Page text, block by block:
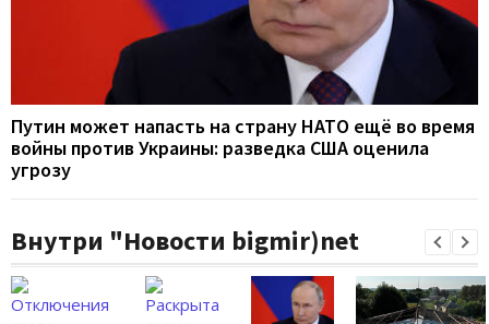
Путин может напасть на страну НАТО ещё во время
войны против Украины: разведка США оценила
угрозу
Внутри "Новости bigmir)net